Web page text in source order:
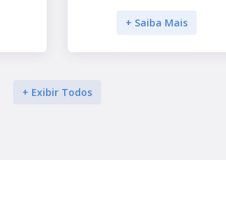
+ Saiba Mais
+ Exibir Todos